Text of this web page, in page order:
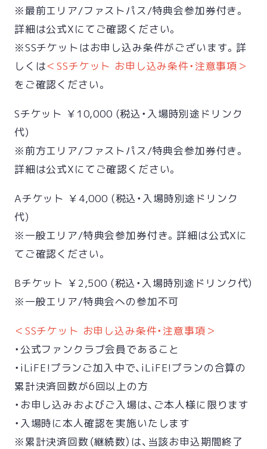
※最前エリア/ファストパス/特典会参加券付き。
詳細は公式Xにてご確認ください。
※SSチケットはお申し込み条件がございます。詳
しくは＜SSチケット お申し込み条件・注意事項＞
をご確認ください。
Sチケット ￥10,000 (税込・入場時別途ドリンク
代)
※前方エリア/ファストパス/特典会参加券付き。
詳細は公式Xにてご確認ください。
Aチケット ￥4,000 (税込・入場時別途ドリンク
代)
※一般エリア/特典会参加券付き。詳細は公式Xに
てご確認ください。
Bチケット ￥2,500 (税込・入場時別途ドリンク代)
※一般エリア/特典会への参加不可
＜SSチケット お申し込み条件・注意事項＞
・公式ファンクラブ会員であること
・iLiFE!プランご加入中で、iLiFE!プランの合算の
累計決済回数が6回以上の方
・お申し込みおよびご入場は、ご本人様に限ります
・入場時に本人確認を実施いたします
※累計決済回数（継続数）は、当該お申込期間終了